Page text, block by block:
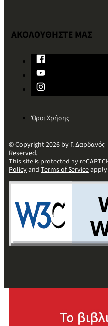
ΑΚΟΛΟΥΘΗΣΤΕ ΜΑΣ
Όροι Χρήσης
© Copyright 2026 by Γ. Δαρδανός
Reserved.
This site is protected by
Policyand Terms of Serviceapply.